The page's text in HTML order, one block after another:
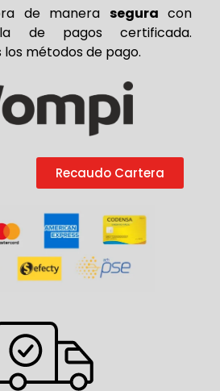
de manera segura con
de pagos certificada.
métodos de pago.
Recaudo Cartera